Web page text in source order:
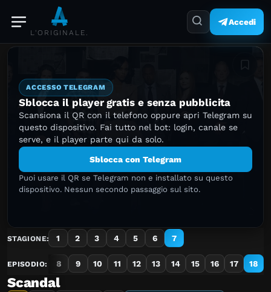
L'ORIGINALE.
Accedi
ACCESSO TELEGRAM
Sblocca il player gratis e senza pubblicita
Scansiona il QR con il telefono oppure apri Telegram su
questo dispositivo. Fai tutto nel bot: login, canale se
serve, e il player parte qui da solo.
Sblocca con Telegram
Puoi usare il QR se Telegram non e installato su questo
dispositivo. Nessun secondo passaggio sul sito.
STAGIONE: 1 2 3 4 5 6 7
EPISODIO:
6 7 8 9 10 11 12 13 14 15 16 17 18
Scandal